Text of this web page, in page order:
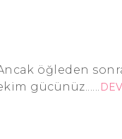
öğleden
gücünüz......